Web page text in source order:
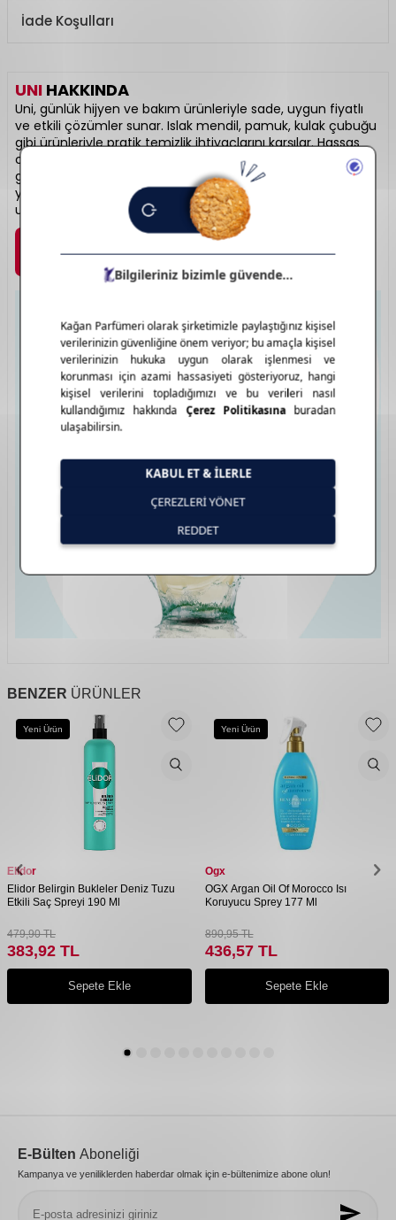
İade Koşulları
UNI HAKKINDA
Uni, günlük hijyen ve bakım ürünleriyle sade, uygun fiyatlı
ve etkili çözümler sunar. Islak mendil, pamuk, kulak çubuğu
gibi ürünleriyle pratik temizlik ihtiyaçlarını karşılar. Hassas
ciltlere uygun üretim anlayışıyla özellikle bebek bakımında
güvenle tercih edilir. Minimal tasarımı ve fonksiyonel
yapısıyla kişisel bakımda temel bir yardımcınızdır. Hijyenin
ulaşılabilir adresidir.
Marka Detayı
BENZER ÜRÜNLER
Yeni Ürün
Elidor
Elidor Belirgin Bukleler Deniz Tuzu
Etkili Saç Spreyi 190 Ml
479,90TL
383,92 TL
Sepete Ekle
Yeni Ürün
Ogx
OGX Argan Oil Of Morocco Isı
Koruyucu Sprey 177 Ml
890,95TL
436,57TL
Sepete Ekle
E-Bülten Aboneliği
Kampanya ve yeniliklerden haberdar olmak için e-bültenimize abone olun!